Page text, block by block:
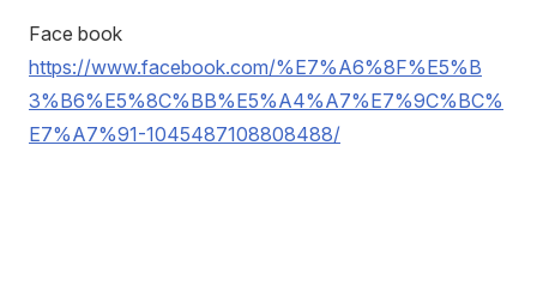
アクセス お問い合わせ
Face book
https://www.facebook.com/%E7%A6%8F%E5%B
3%B6%E5%8C%BB%E5%A4%A7%E7%9C%BC%
E7%A7%91-1045487108808488/